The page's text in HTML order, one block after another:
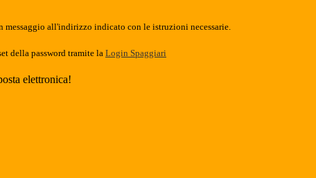
messaggio all'indirizzo indicato con le istruzioni necessarie.
della password tramite la Login Spaggiari
elettronica!